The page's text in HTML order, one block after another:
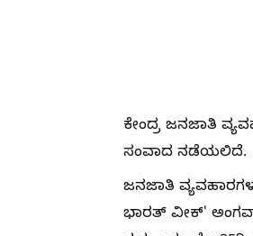
ಕೇಂದ್ರ ಜನಜಾತಿ
ಸಂವಾದ ನಡೆಯಲಿದೆ.
ಜನಜಾತಿ
ಭಾರತ್ ವೀಕ್'